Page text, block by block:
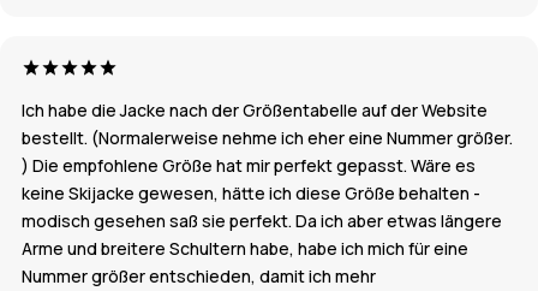
Ich habe die Jacke nach der Größentabelle auf der Website
bestellt. (Normalerweise nehme ich eher eine Nummer größer.
) Die empfohlene Größe hat mir perfekt gepasst. Wäre es
keine Skijacke gewesen, hätte ich diese Größe behalten -
modisch gesehen saß sie perfekt. Da ich aber etwas längere
Arme und breitere Schultern habe, habe ich mich für eine
Nummer größer entschieden, damit ich mehr